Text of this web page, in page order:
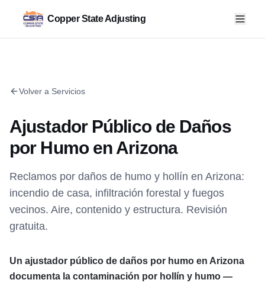
Copper State Adjusting
Volver a Servicios
Ajustador Público de Daños
por Humo en Arizona
Reclamos por daños de humo y hollín en Arizona:
incendio de casa, infiltración forestal y fuegos
vecinos. Aire, contenido y estructura. Revisión
gratuita.
Un ajustador público de daños por humo en Arizona
documenta la contaminación por hollín y humo —